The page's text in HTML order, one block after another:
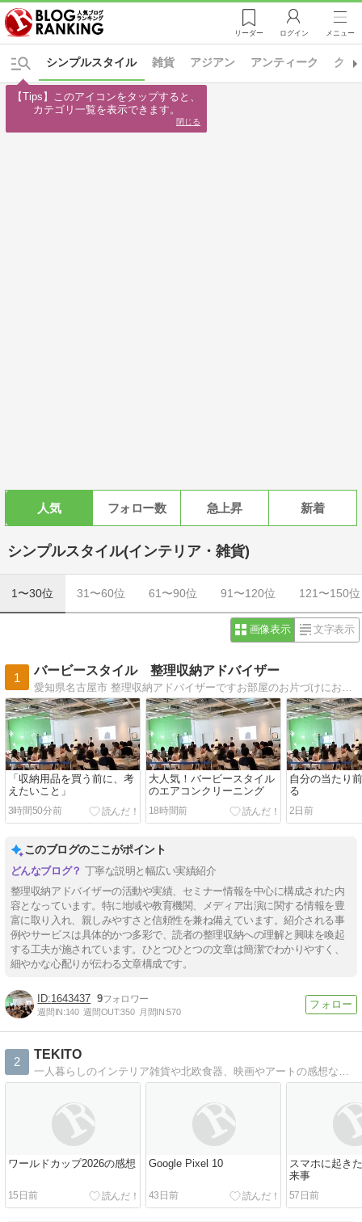
リーダー ログイン メニュー
雑貨 アジアン アンティーク クー
シンプルスタイル
人気 フォロー数 急上昇 新着
シンプルスタイル(インテリア・雑貨)
1〜30位 31〜60位 61〜90位 91〜120位 121〜150位
画像表示 文字表示
1
バービースタイル 整理収納アドバイザー
「収納用品を買う前に、考
えたいこと」
3時間50分前
大人気！バービースタイル
のエアコンクリーニング
18時間前
自分の当たり
る
2日前
このブログのここがポイント
丁寧な説明と幅広い実績紹介
整理収納アドバイザーの活動や実績、セミナー情報を中心に構成された内
容となっています。特に地域や教育機関、メディア出演に関する情報を豊
富に取り入れ、親しみやすさと信頼性を兼ね備えています。紹介される事
例やサービスは具体的かつ多彩で、読者の整理収納への理解と興味を喚起
する工夫が施されています。ひとつひとつの文章は簡潔でわかりやすく、
細やかな心配りが伝わる文章構成です。
1643437 9
週間IN:140 週間OUT:350 月間IN:570
2
TEKITO
一人暮らしのインテリア雑貨や北欧食器、映画やアートの感想など思いついたことを適当に書いてます。
ワールドカップ2026の感想
15日前
Google Pixel 10
43日前
スマホに起き
来事
57日前
【Tips】このアイコンをタップすると、
カテゴリ一覧を表示できます。
閉じる